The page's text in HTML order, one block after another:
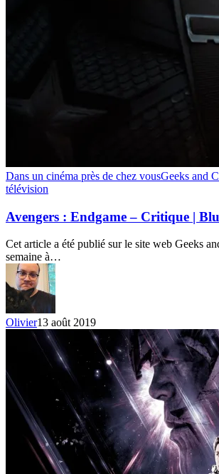
Avengers
:
–
Critique
|
Blu-
Ray
Dans un cinéma près de chez vousGeeks and
télévision
Avengers : Endgame – Critique |
Cet article a été publié sur le site web Geeks
semaine à…
Olivier13 août 2019